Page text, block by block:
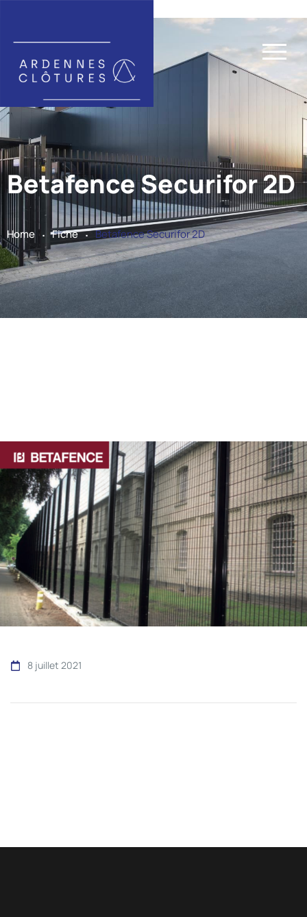
Betafence Securifor 2D
Home . Fiche . Betafence Securifor 2D
8 juillet 2021